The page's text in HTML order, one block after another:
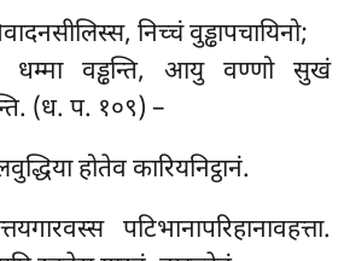
निच्चं वुड्ढापचायिनो;
धम्मा वड्ढन्ति, आयु वण्णो सुखं
(ध. प. १०९) –
होतेव कारियनिट्ठानं.
पटिभानापरिहानावहत्ता.